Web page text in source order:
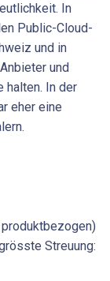
In
Public-Cloud-
und in
und
halten. In der
eher eine
Streuung: